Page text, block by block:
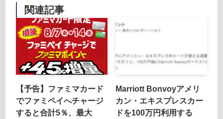
関連記事
【予告】ファミマカード
でファミペイへチャージ
すると合計5％、最大
Marriott Bonvoyアメリ
カン・エキスプレスカー
ドを100万円利用する